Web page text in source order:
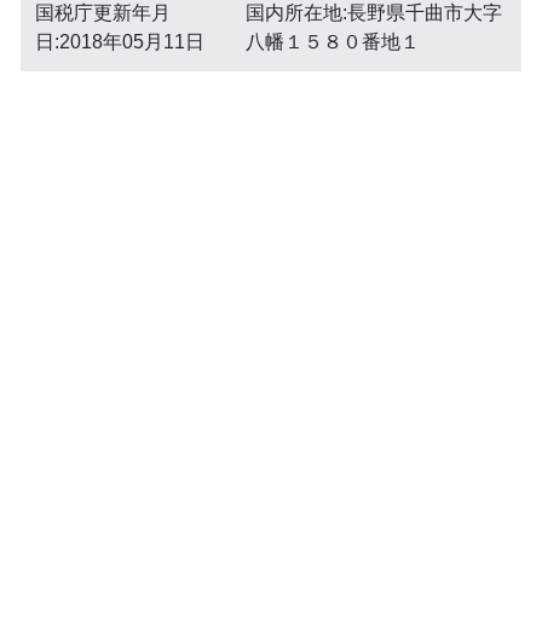
国税庁更新年月
日:2018年05月11日
国内所在地:長野県千曲市大字
八幡１５８０番地１